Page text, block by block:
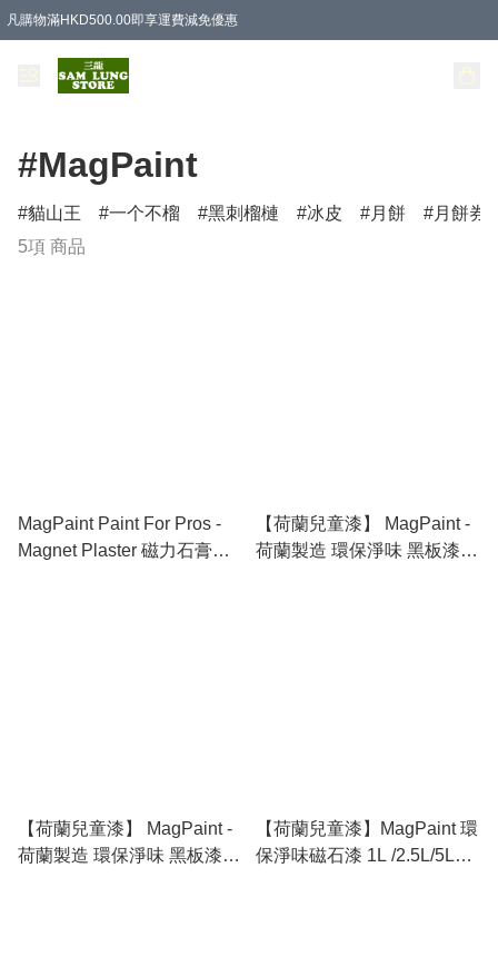
凡購物滿HKD500.00即享運費減免優惠
#MagPaint
貓山王 一个不榴 黑刺榴槤 冰皮 月餅
月餅券
5項 商品
MagPaint Paint For Pros -
Magnet Plaster 磁力石膏
【荷蘭兒童漆】 MagPaint -
荷蘭製造 環保淨味 黑板漆
【荷蘭兒童漆】 MagPaint -
荷蘭製造 環保淨味 黑板漆
【荷蘭兒童漆】MagPaint 環
保淨味磁石漆 1L /2.5L/5L